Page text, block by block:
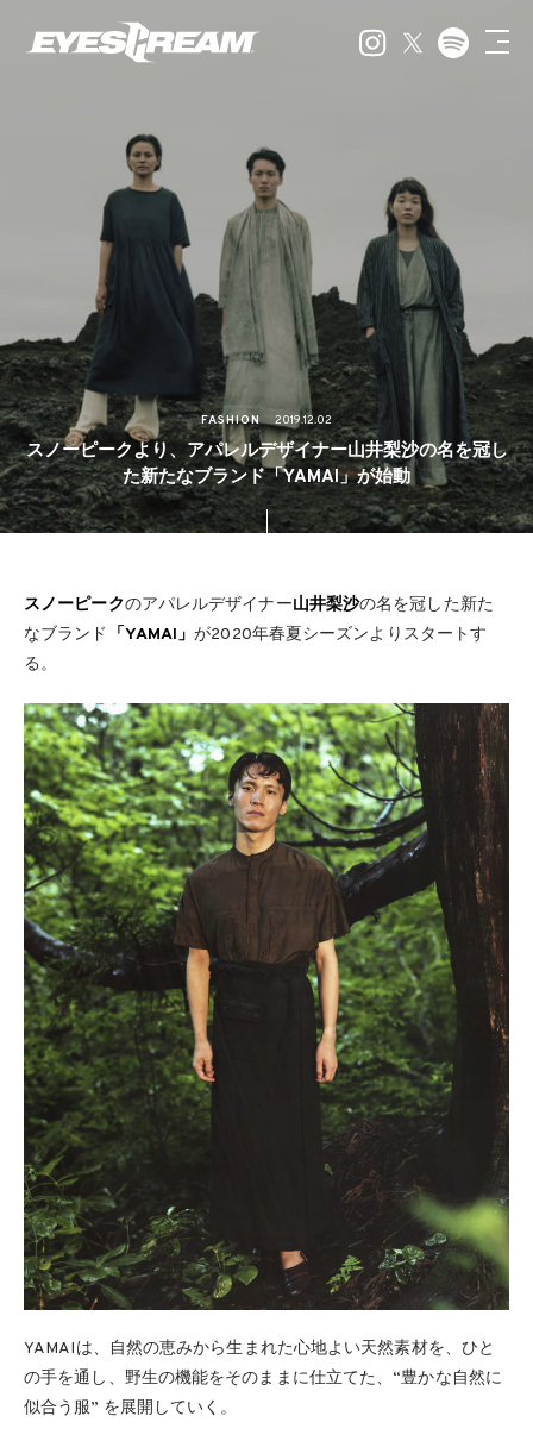
FASHION 2019.12.02
スノーピークより、アパレルデザイナー山井梨沙の名を冠し
た新たなブランド「YAMAI」が始動
スノーピークのアパレルデザイナー山井梨沙の名を冠した新た
なブランド
「YAMAI」が2020年春夏シーズンよりスタートす
る。
YAMAIは、自然の恵みから生まれた心地よい天然素材を、ひと
の手を通し、野生の機能をそのままに仕立てた、“豊かな自然に
似合う服” を展開していく。